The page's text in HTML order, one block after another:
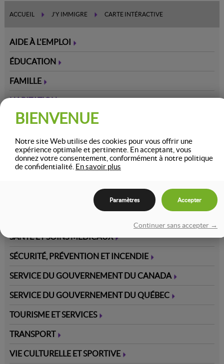
ACCUEIL J'Y IMMIGRE CARTE INTÉRACTIVE
AIDE À L'EMPLOI
ÉDUCATION
FAMILLE
HABITATION
IMMIGRATION
JEUNESSE
MÉDIAS LOCAUX
SANTÉ ET SOINS MÉDICAUX
SÉCURITÉ, PRÉVENTION ET INCENDIE
SERVICE DU GOUVERNEMENT DU CANADA
SERVICE DU GOUVERNEMENT DU QUÉBEC
TOURISME ET SERVICES
TRANSPORT
VIE CULTURELLE ET SPORTIVE
BIENVENUE
Notre site Web utilise des cookies pour vous offrir une
expérience optimale et pertinente. En acceptant, vous
donnez votre consentement, conformément à notre politique
de confidentialité. En savoir plus
Paramètres Accepter
Continuer sans accepter →